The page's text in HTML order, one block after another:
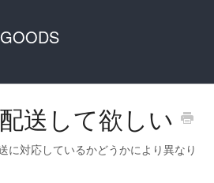
送して欲しい
に対応しているかどうかにより異なり